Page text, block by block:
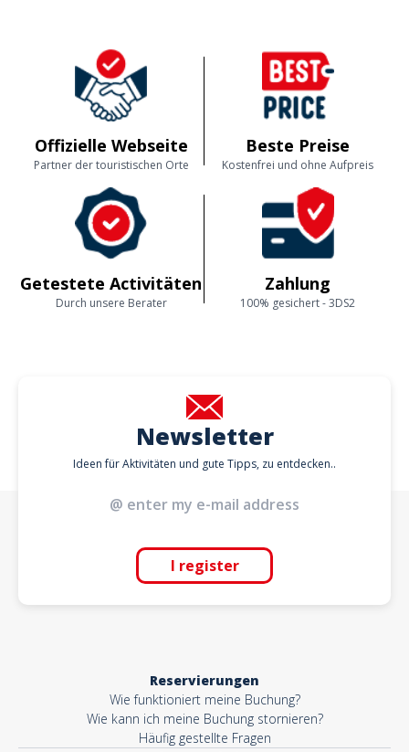
Offizielle Webseite
Partner der touristischen Orte
Beste Preise
Kostenfrei und ohne Aufpreis
Getestete Activitäten
Durch unsere Berater
Zahlung
100% gesichert - 3DS2
Newsletter
Ideen für Aktivitäten und gute Tipps, zu entdecken..
I register
Reservierungen
Wie funktioniert meine Buchung?
Wie kann ich meine Buchung stornieren?
Häufig gestellte Fragen